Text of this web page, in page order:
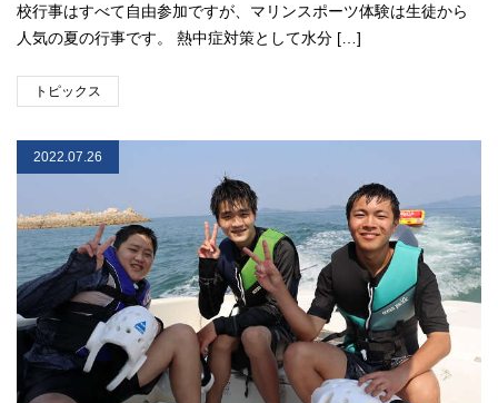
校行事はすべて自由参加ですが、マリンスポーツ体験は生徒から
人気の夏の行事です。 熱中症対策として水分 […]
トピックス
2022.07.26